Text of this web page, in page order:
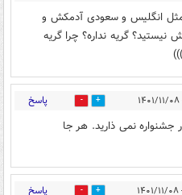
مثل انگلیس و سعودی آدمکش و
گریه نداره؟ چرا گریه
1 پاسخ
نمی ذارید. هر جا
0 پاسخ